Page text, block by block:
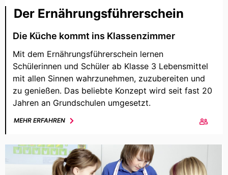
Der Ernährungsführerschein
Die Küche kommt ins Klassenzimmer
Mit dem Ernährungsführerschein lernen
Schülerinnen und Schüler ab Klasse 3 Lebensmittel
mit allen Sinnen wahrzunehmen, zuzubereiten und
zu genießen. Das beliebte Konzept wird seit fast 20
Jahren an Grundschulen umgesetzt.
MEHR ERFAHREN